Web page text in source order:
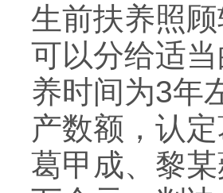
生前扶养照
可以分给适
养时间为3年
产数额，认
葛甲成、黎